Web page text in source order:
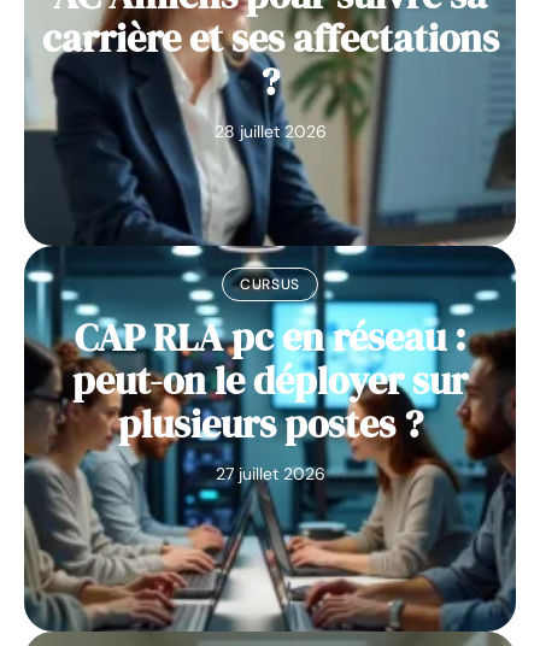
carrière et ses affectations
?
28 juillet 2026
CURSUS
CAP RLA pc en réseau :
peut-on le déployer sur
plusieurs postes ?
27 juillet 2026